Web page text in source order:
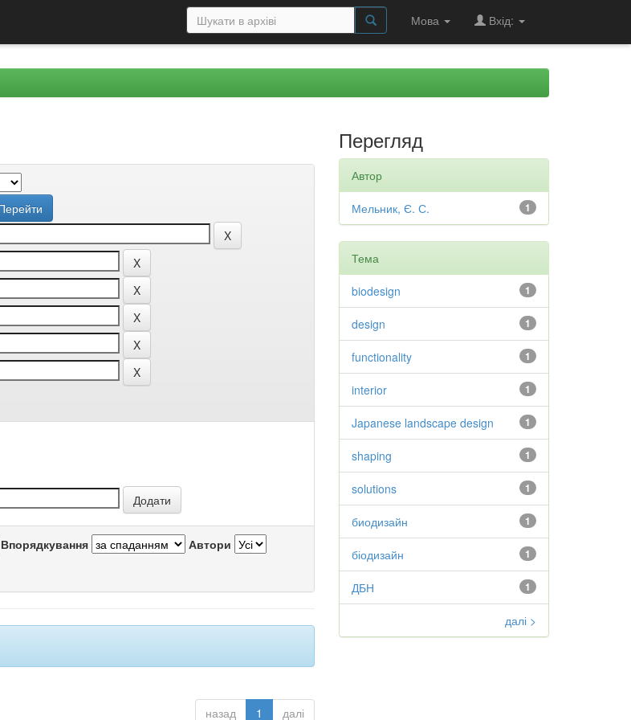
Мова Вхід:
Впорядкування Автори
назад 1 далі
Перегляд
Автор
1
Мельник, Є. С.
Тема
1
biodesign
1
design
1
functionality
1
interior
1
Japanese landscape design
1
shaping
1
solutions
1
биодизайн
1
біодизайн
1
ДБН
далі >